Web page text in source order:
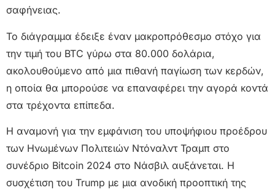
σαφήνειας.
Το διάγραμμα έδειξε έναν μακροπρόθεσμο στόχο για
την τιμή του BTC γύρω στα 80.000 δολάρια,
ακολουθούμενο από μια πιθανή παγίωση των κερδών,
η οποία θα μπορούσε να επαναφέρει την αγορά κοντά
στα τρέχοντα επίπεδα.
Η αναμονή για την εμφάνιση του υποψήφιου προέδρου
των Ηνωμένων Πολιτειών Ντόναλντ Τραμπ στο
συνέδριο Bitcoin 2024 στο Νάσβιλ αυξάνεται. Η
συσχέτιση του Trump με μια ανοδική προοπτική της